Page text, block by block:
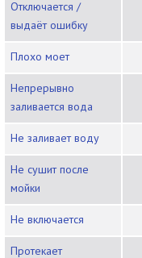
Отключается /
выдаёт ошибку
Плохо моет
Непрерывно
заливается вода
Не заливает воду
Не сушит после
мойки
Не включается
Протекает